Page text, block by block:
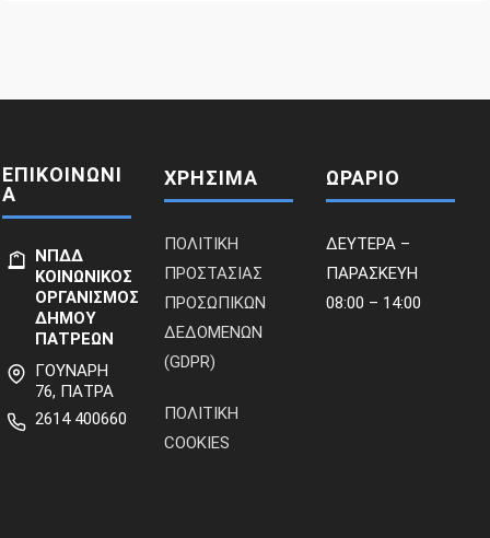
ΕΠΙΚΟΙΝΩΝΙ
Α
ΝΠΔΔ
ΚΟΙΝΩΝΙΚΟΣ
ΟΡΓΑΝΙΣΜΟΣ
ΔΗΜΟΥ
ΠΑΤΡΕΩΝ
ΓΟΥΝΑΡΗ
76, ΠΑΤΡΑ
2614 400660
ΧΡΗΣΙΜΑ
ΠΟΛΙΤΙΚΗ
ΠΡΟΣΤΑΣΙΑΣ
ΠΡΟΣΩΠΙΚΩΝ
ΔΕΔΟΜΕΝΩΝ
(GDPR)
ΠΟΛΙΤΙΚΗ
COOKIES
ΩΡΑΡΙΟ
ΔΕΥΤΕΡΑ –
ΠΑΡΑΣΚΕΥΗ
08:00 – 14:00